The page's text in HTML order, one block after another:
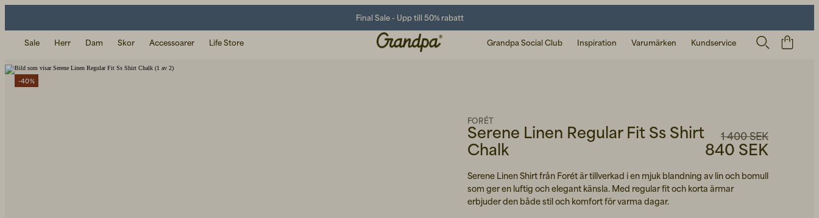
Final Sale - Upp till 50% rabatt
Sale Herr Dam Skor Accessoarer Life Store Grandpa Social Club Inspiration Varumärken Kundservice
Serene Linen Regular Fit Ss Shirt
Chalk
FORÉT
1 400 SEK
840 SEK
Serene Linen Shirt från Forét är tillverkad i en mjuk blandning av lin och bomull
som ger en luftig och elegant känsla. Med regular fit och korta ärmar
erbjuder den både stil och komfort för varma dagar.
-40%